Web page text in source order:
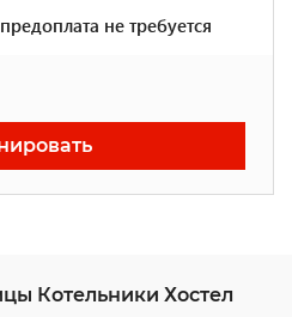
не требуется
Котельники Хостел